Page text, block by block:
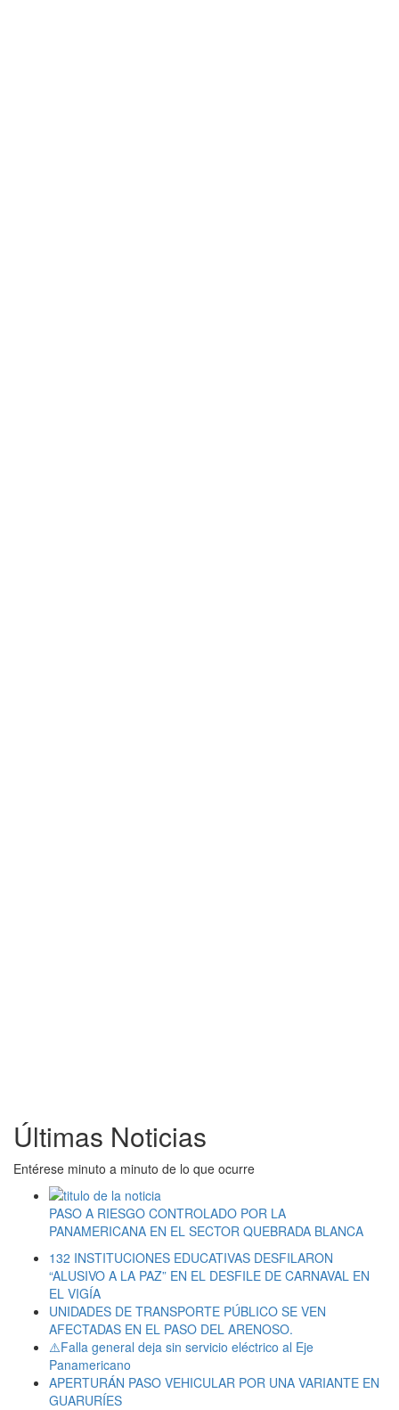
Últimas Noticias
Entérese minuto a minuto de lo que ocurre
PASO A RIESGO CONTROLADO POR LA
PANAMERICANA EN EL SECTOR QUEBRADA BLANCA
132 INSTITUCIONES EDUCATIVAS DESFILARON
“ALUSIVO A LA PAZ” EN EL DESFILE DE CARNAVAL EN
EL VIGÍA
UNIDADES DE TRANSPORTE PÚBLICO SE VEN
AFECTADAS EN EL PASO DEL ARENOSO.
⚠️Falla general deja sin servicio eléctrico al Eje
Panamericano
APERTURÁN PASO VEHICULAR POR UNA VARIANTE EN
GUARURÍES